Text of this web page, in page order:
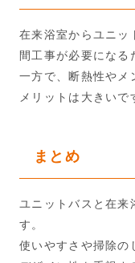
在来浴室からユニッ
間工事が必要になる
一方で、断熱性やメ
メリットは大きいで
まとめ
ユニットバスと在来
す。
使いやすさや掃除の